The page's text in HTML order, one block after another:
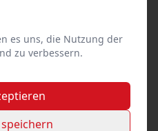
es uns, die Nutzung der
zu verbessern.